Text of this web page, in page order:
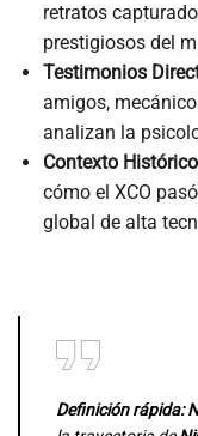
retratos
prestigiosos del
Testimonios
amigos,
analizan la
Contexto
cómo el XCO
global de alta
Definición rápida: